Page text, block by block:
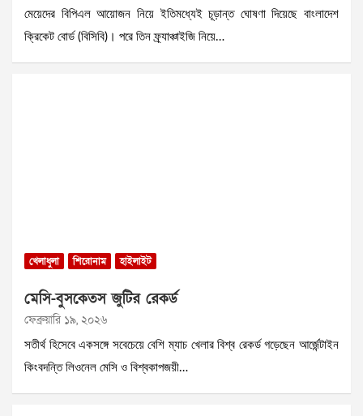
মেয়েদের বিপিএল আয়োজন নিয়ে ইতিমধ্যেই চূড়ান্ত ঘোষণা দিয়েছে বাংলাদেশ
ক্রিকেট বোর্ড (বিসিবি)। পরে তিন ফ্র্যাঞ্চাইজি নিয়ে…
খেলাধুলা শিরোনাম হাইলাইট
মেসি-বুসকেতস জুটির রেকর্ড
ফেব্রুয়ারি ১৯, ২০২৬
সতীর্থ হিসেবে একসঙ্গে সবেচেয়ে বেশি ম্যাচ খেলার বিশ্ব রেকর্ড গড়েছেন আর্জেন্টাইন
কিংবদন্তি লিওনেল মেসি ও বিশ্বকাপজয়ী…